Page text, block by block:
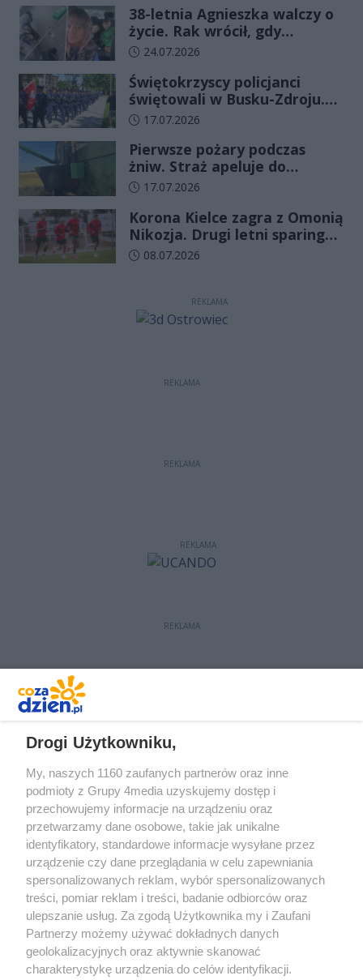
38-letnia Agnieszka walczy o
życie. Rak wrócił, gdy
wydawało się, że najgorsze
Data dodania artykułu:
24.07.2026
Świętokrzyscy policjanci
świętowali w Busku-Zdroju.
Czterdziestu nowych
ślubowanie
Data dodania artykułu:
17.07.2026
Pierwsze pożary podczas
żniw. Straż apeluje do
rolników o ostrożność
Data dodania artykułu:
17.07.2026
Korona Kielce zagra z Omonią
Nikozja. Drugi letni sparing
odbędzie się na EXBUD Arenie
Data dodania artykułu:
08.07.2026
REKLAMA
REKLAMA
REKLAMA
REKLAMA
REKLAMA
Prywatność Reklama Redakcja Praca Kielce
Drogi Użytkowniku,
My, naszych 1160 zaufanych partnerów oraz inne
podmioty z Grupy 4media uzyskujemy dostęp i
przechowujemy informacje na urządzeniu oraz
przetwarzamy dane osobowe, takie jak unikalne
identyfikatory, standardowe informacje wysyłane przez
urządzenie czy dane przeglądania w celu zapewniania
spersonalizowanych reklam, wybór spersonalizowanych
treści, pomiar reklam i treści, badanie odbiorców oraz
ulepszanie usług. Za zgodą Użytkownika my i Zaufani
Partnerzy możemy używać dokładnych danych
geolokalizacyjnych oraz aktywnie skanować
charakterystykę urządzenia do celów identyfikacji.